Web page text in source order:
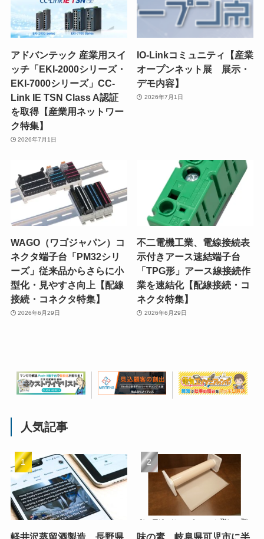
アドバンテック 産業用スイ
ッチ「EKI-2000シリーズ・
EKI-7000シリーズ」CC-
Link IE TSN Class A認証
を取得【産業用ネットワー
ク特集】
2026年7月1日
IO-Linkコミュニティ【産業
オープンネット展 展示・
デモ内容】
2026年7月1日
WAGO（ワゴジャパン）コ
ネクタ端子台「PM32シリ
ーズ」従来品からさらに小
型化・見やすさ向上【配線
接続・コネクタ特集】
2026年6月29日
不二電機工業、電線接続表
示付きアース速結端子台
「TPG形」アース線接続作
業を速結化【配線接続・コ
ネクタ特集】
2026年6月29日
人気記事
軽井沢蒸留酒製造、長野県
味の素、岐阜県可児市に半